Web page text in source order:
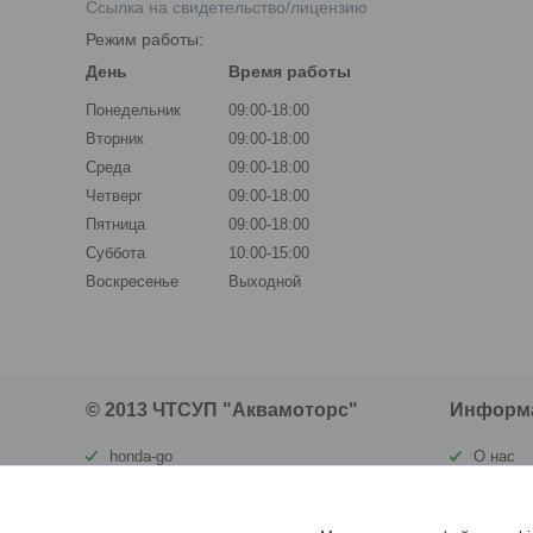
Ссылка на свидетельство/лицензию
Режим работы:
День
Время работы
Понедельник
09:00-18:00
Вторник
09:00-18:00
Среда
09:00-18:00
Четверг
09:00-18:00
Пятница
09:00-18:00
Суббота
10:00-15:00
Воскресенье
Выходной
© 2013 ЧТСУП "Аквамоторс"
honda-go
О нас